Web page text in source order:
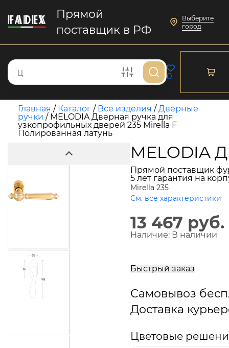
Прямой
поставщик в РФ
Выберите
город
0
Главная / Каталог / Все изделия /Дверные
ручки / MELODIA Дверная ручка для
узкопрофильных дверей 235 Mirella F
Полированная латунь
MELODIA
Прямой поставщик
5 лет гарантия на
Mirella 235
См. все характеристики
13 467 руб.
Наличие: В наличии
Быстрый заказ
Самовывоз
Доставка
Цветовые